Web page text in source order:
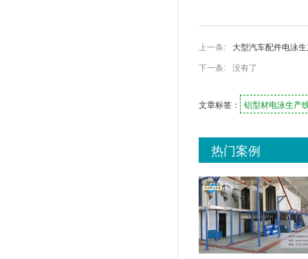
上一条:
大型汽车配件电泳
下一条: 没有了
文章标签： 铝型材电泳生产
热门案例